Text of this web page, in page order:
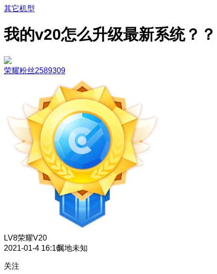
其它机型
我的v20怎么升级最新系统？？
荣耀粉丝2589309
LV8荣耀V20
2021-01-4 16:16属地未知
关注